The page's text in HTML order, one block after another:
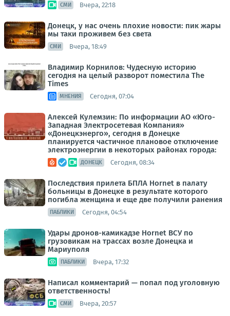
СМИ Вчера, 22:18
Донецк, у нас очень плохие новости: пик жары
мы таки проживем без света
СМИ Вчера, 18:49
Владимир Корнилов: Чудесную историю
сегодня на целый разворот поместила The
Times
МНЕНИЯ Сегодня, 07:04
Алексей Кулемзин: По информации АО «Юго-
Западная Электросетевая Компания»
«Донецкэнерго», сегодня в Донецке
планируется частичное плановое отключение
электроэнергии в некоторых районах города:
ДОНЕЦК Сегодня, 08:34
Последствия прилета БПЛА Hornet в палату
больницы в Донецке в результате которого
погибла женщина и еще две получили ранения
ПАБЛИКИ Сегодня, 04:54
Удары дронов-камикадзе Hornet ВСУ по
грузовикам на трассах возле Донецка и
Мариуполя
ПАБЛИКИ Вчера, 17:32
Написал комментарий — попал под уголовную
ответственность!
СМИ Вчера, 20:57